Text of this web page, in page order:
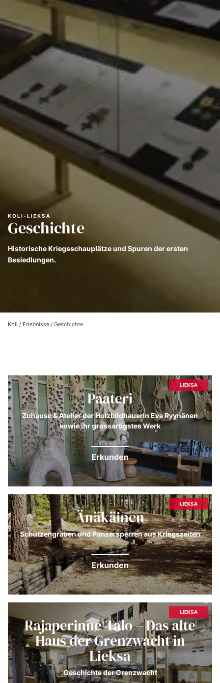
KOLI-LIEKSA
Geschichte
Historische Kriegsschauplätze und Spuren der ersten
Besiedlungen.
Koli / Erlebnisse / Geschichte
LIEKSA
Paateri
Zuhause & Atelier der Holzbildhauerin Eva Ryynänen
sowie ihr grossartigstes Werk
Erkunden
LIEKSA
Änäkäinen
Schützengräben und Panzersperren aus Kriegszeiten
Erkunden
LIEKSA
Rajaperinne-Talo – Das alte
Haus der Grenzwacht in
Lieksa
Geschichte der Grenzwacht